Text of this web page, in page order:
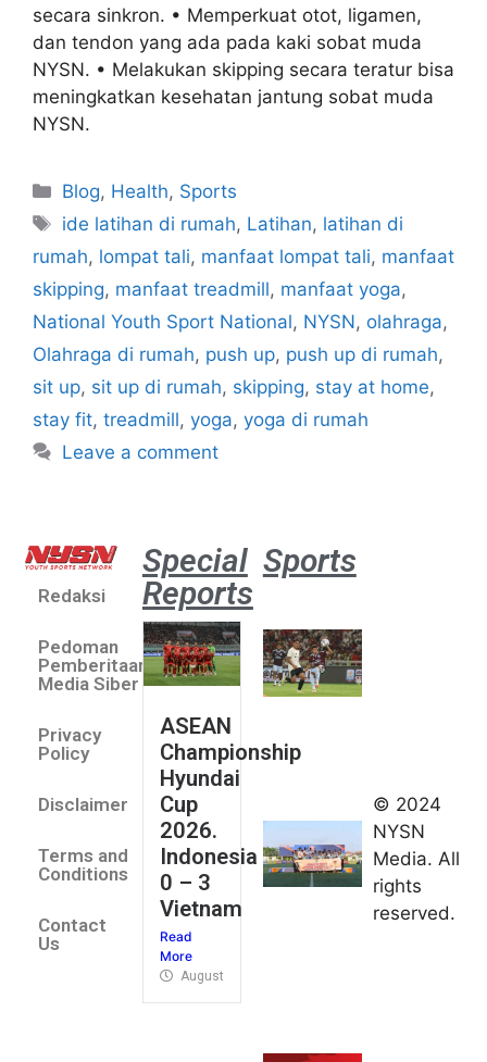
secara sinkron. • Memperkuat otot, ligamen,
dan tendon yang ada pada kaki sobat muda
NYSN. • Melakukan skipping secara teratur bisa
meningkatkan kesehatan jantung sobat muda
NYSN.
Blog, Health, Sports
ide latihan di rumah, Latihan, latihan di
rumah, lompat tali, manfaat lompat tali, manfaat
skipping, manfaat treadmill, manfaat yoga,
National Youth Sport National, NYSN, olahraga,
Olahraga di rumah, push up, push up di rumah,
sit up, sit up di rumah, skipping, stay at home,
stay fit, treadmill, yoga, yoga di rumah
Leave a comment
Redaksi
Pedoman
Pemberitaan
Media Siber
Privacy
Policy
Disclaimer
Terms and
Conditions
Contact
Us
Special
Reports
ASEAN
Championship
Hyundai
Cup
2026.
Indonesia
0 – 3
Vietnam
Read
More
August 4, 2026
Sports
umum
Kejurnas
Panahan
Junior di
Kudus
© 2024
NYSN
Media. All
rights
reserved.